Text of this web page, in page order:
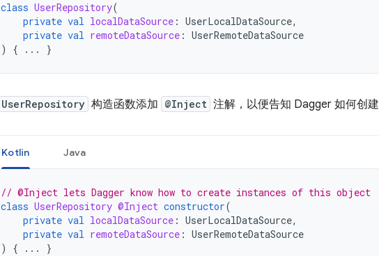
class UserRepository(
private val localDataSource : UserLocalDataSource,
private val remoteDataSource : UserRemoteDataSource
)
{ ... }
UserRepository 构造函数添加 @Inject 注解，以便告知 Dagger 如何创建
Kotlin Java
// @Inject lets Dagger know how to create instances of this object
class UserRepository @Inject constructor(
private val localDataSource : UserLocalDataSource,
private val remoteDataSource : UserRemoteDataSource
)
{ ... }